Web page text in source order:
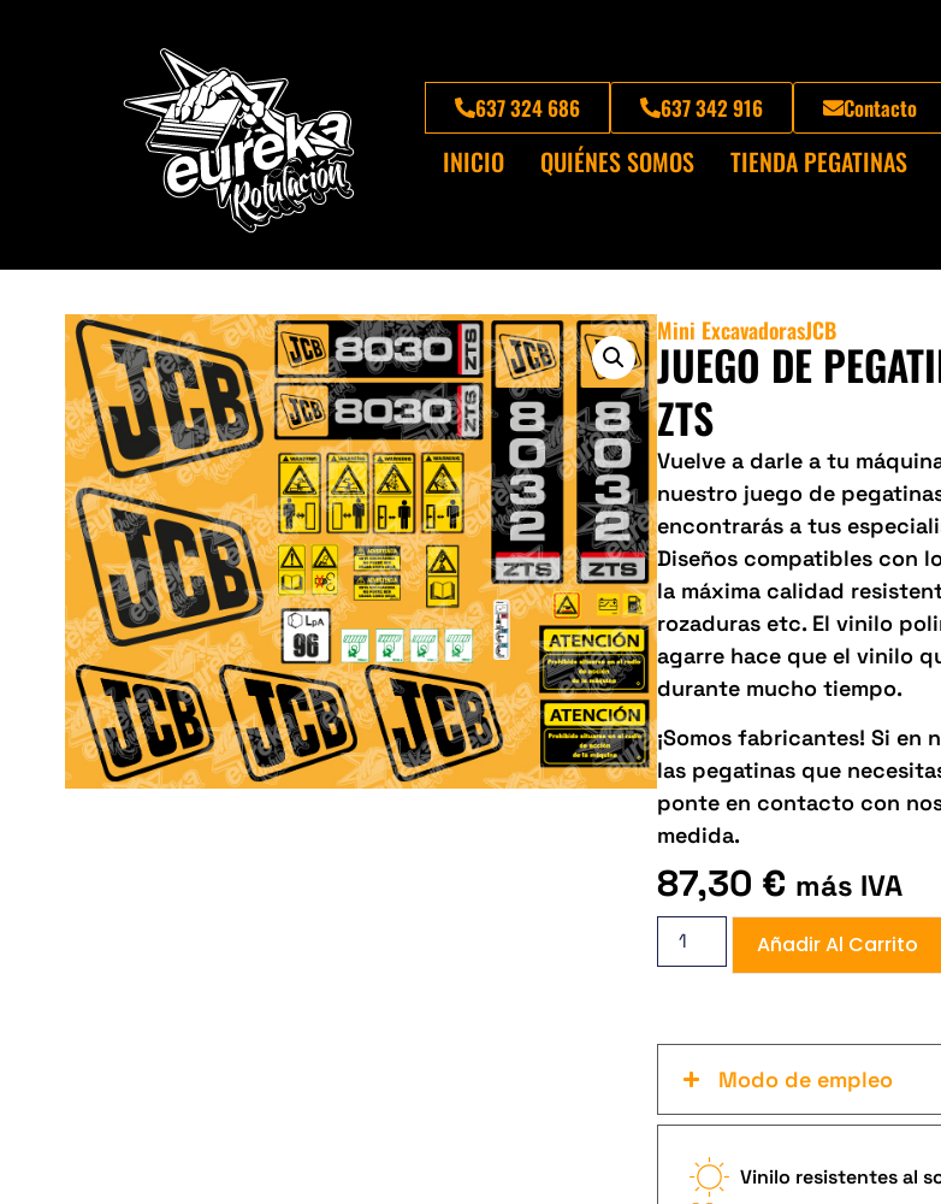
637 324 686 637 342 916 Contacto
INICIO QUIÉNES SOMOS TIENDA PEGATINAS
Mini ExcavadorasJCB
JUEGO DE
ZTS
Vuelve a darle a tu
nuestro juego de
encontrarás a tus
Diseños compatibles con
la máxima calidad
rozaduras etc. El vinilo
agarre hace que el vinilo
durante mucho tiempo.
¡Somos fabricantes! Si en
las pegatinas que
ponte en contacto con
medida.
87,30 € más IVA
Añadir Al Carrito
Modo de empleo
Vinilo resistentes al